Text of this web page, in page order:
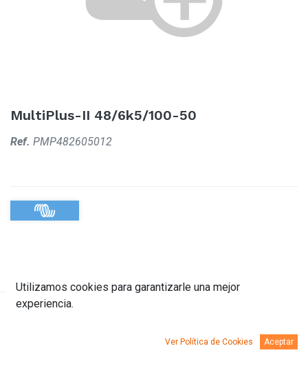
MultiPlus-II 48/6k5/100-50
Ref. PMP482605012
Utilizamos cookies para garantizarle una mejor
experiencia.
Ver Política de Cookies Aceptar